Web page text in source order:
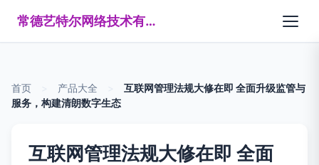
常德艺特尔网络技术有限公司
首页 产品大全
互联网管理法规大修在即 全面升级监管与
服务，构建清朗数字生态
互联网管理法规大修在即 全面